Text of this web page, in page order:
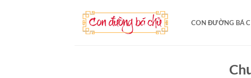
CON ĐƯỜNG BÁ